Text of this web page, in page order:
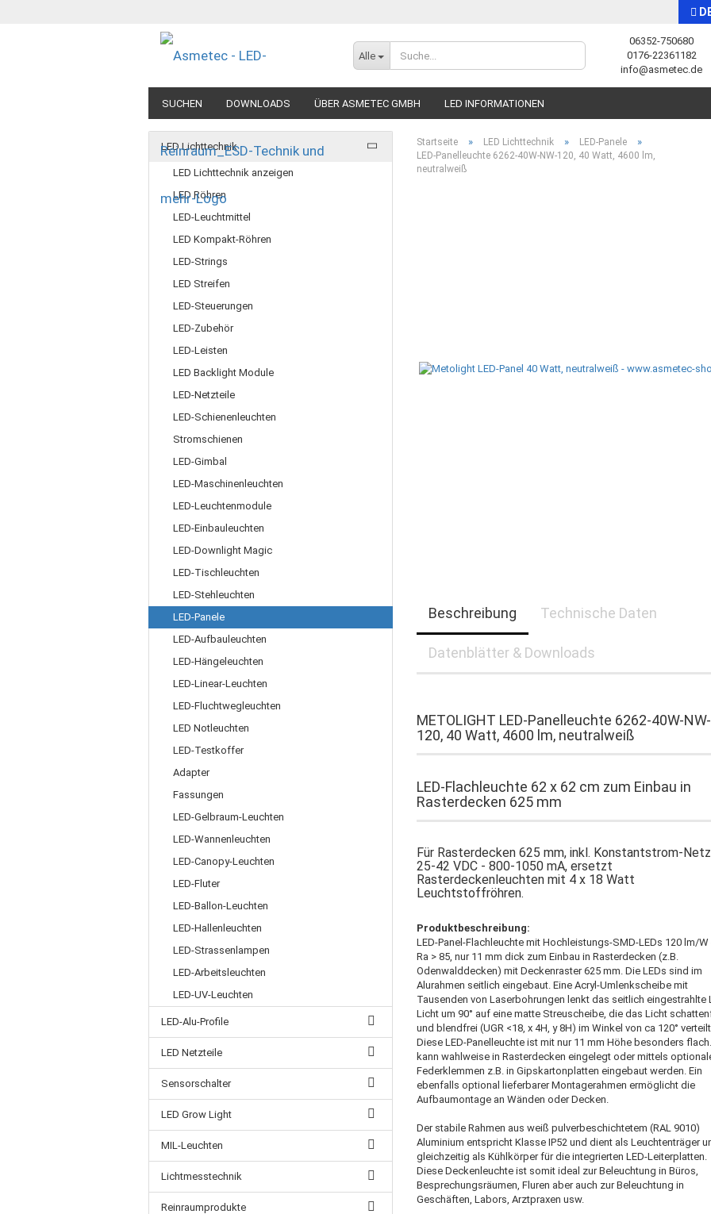
Sprache auswählen
Alle
06352-750680
0176-22361182
info@asmetec.de
SUCHEN DOWNLOADS ÜBER ASMETEC GMBH LED INFORMATIONEN
Startseite » LED Lichttechnik » LED-Panele »
LED-Panelleuchte 6262-40W-NW-120, 40 Watt, 4600 lm,
neutralweiß
Beschreibung Technische Daten
Datenblätter & Downloads
METOLIGHT LED-Panelleuchte 6262-40W-NW-
120, 40 Watt, 4600 lm, neutralweiß
LED-Flachleuchte 62 x 62 cm zum Einbau in
Rasterdecken 625 mm
Für Rasterdecken 625 mm, inkl. Konstantstrom-
25-42 VDC - 800-1050 mA, ersetzt
Rasterdeckenleuchten mit 4 x 18 Watt
Leuchtstoffröhren.
Produktbeschreibung:
LED-Panel-Flachleuchte mit Hochleistungs-SMD-LEDs 120 lm/W
Ra > 85, nur 11 mm dick zum Einbau in Rasterdecken (z.B.
Odenwalddecken) mit Deckenraster 625 mm. Die LEDs sind im
Alurahmen seitlich eingebaut. Eine Acryl-Umlenkscheibe mit
Tausenden von Laserbohrungen lenkt das seitlich eingestrahlte
Licht um 90° auf eine matte Streuscheibe, die das Licht
und blendfrei (UGR <18, x 4H, y 8H) im Winkel von ca 120°
Diese LED-Panelleuchte ist mit nur 11 mm Höhe besonders
kann wahlweise in Rasterdecken eingelegt oder mittels
Federklemmen z.B. in Gipskartonplatten eingebaut werden. Ein
ebenfalls optional lieferbarer Montagerahmen ermöglicht die
Aufbaumontage an Wänden oder Decken.
Der stabile Rahmen aus weiß pulverbeschichtetem (RAL 9010)
Aluminium entspricht Klasse IP52 und dient als Leuchtenträger
gleichzeitig als Kühlkörper für die integrierten LED-Leiterplatten.
Diese Deckenleuchte ist somit ideal zur Beleuchtung in Büros,
Besprechungsräumen, Fluren aber auch zur Beleuchtung in
Geschäften, Labors, Arztpraxen usw.
LED Lichttechnik
LED Lichttechnik anzeigen
LED Röhren
LED-Leuchtmittel
LED Kompakt-Röhren
LED-Strings
LED Streifen
LED-Steuerungen
LED-Zubehör
LED-Leisten
LED Backlight Module
LED-Netzteile
LED-Schienenleuchten
Stromschienen
LED-Gimbal
LED-Maschinenleuchten
LED-Leuchtenmodule
LED-Einbauleuchten
LED-Downlight Magic
LED-Tischleuchten
LED-Stehleuchten
LED-Panele
LED-Aufbauleuchten
LED-Hängeleuchten
LED-Linear-Leuchten
LED-Fluchtwegleuchten
LED Notleuchten
LED-Testkoffer
Adapter
Fassungen
LED-Gelbraum-Leuchten
LED-Wannenleuchten
LED-Canopy-Leuchten
LED-Fluter
LED-Ballon-Leuchten
LED-Hallenleuchten
LED-Strassenlampen
LED-Arbeitsleuchten
LED-UV-Leuchten
LED-Alu-Profile
LED Netzteile
Sensorschalter
LED Grow Light
MIL-Leuchten
Lichtmesstechnik
Reinraumprodukte